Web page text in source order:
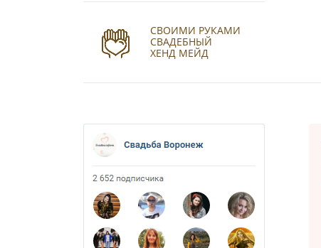
СВОИМИ РУКАМИ
СВАДЕБНЫЙ
ХЕНД МЕЙД